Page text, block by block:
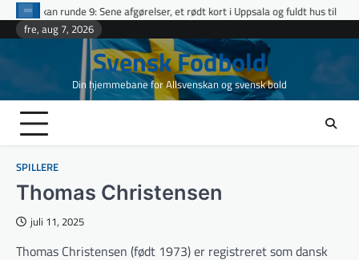
Skip9: Sene afgørelser, et rødt kort i Uppsala og fuldt hus til udeholdene i
fre, aug 7, 2026
Svensk Fodbold
Din hjemmebane for Allsvenskan og svensk bold
SPILLERE
Thomas Christensen
juli 11, 2025
Thomas Christensen (født 1973) er registreret som dansk